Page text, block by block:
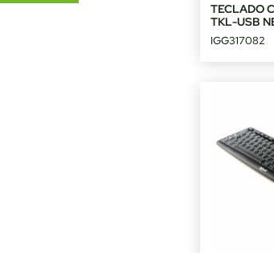
TECLADO
TKL-USB
IGG317082